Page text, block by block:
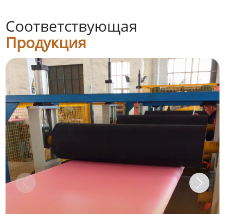
Экструзионная линия по
производству био-
наполнителей из
полиэтилена
Линия по производству
пластиковых плит
Линия по производству
пустотелых сотовых плит
Оборудование для
производства сварочного
прутка из ПНД
Соответствующая
Продукция